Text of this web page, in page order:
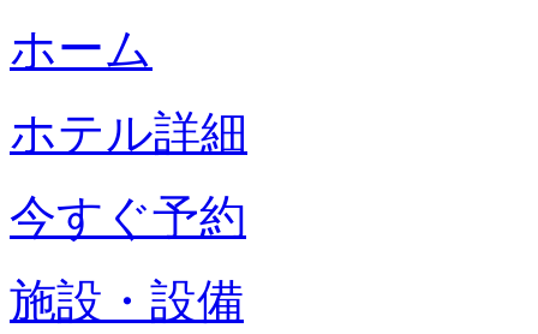
ホーム
ホテル詳細
今すぐ予約
施設・設備